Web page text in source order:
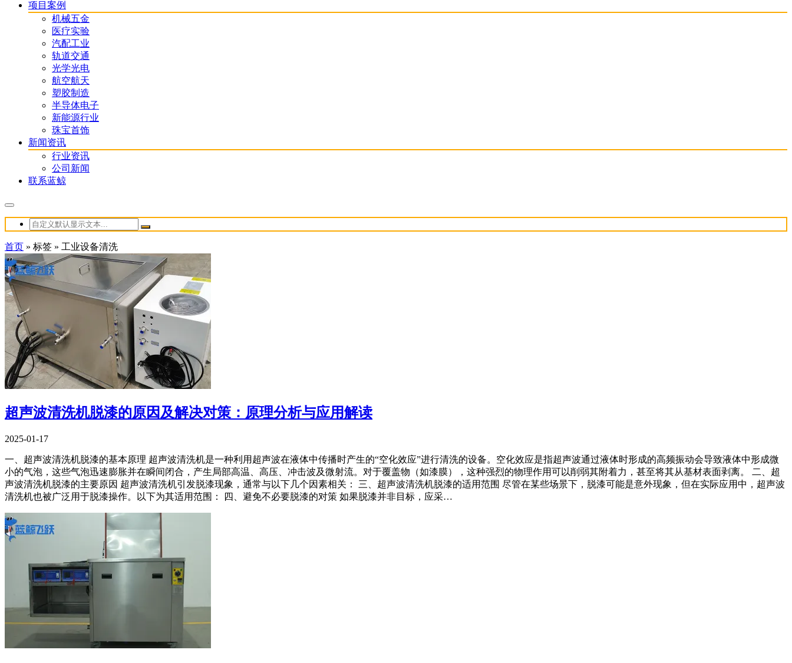
项目案例
机械五金
医疗实验
汽配工业
轨道交通
光学光电
航空航天
塑胶制造
半导体电子
新能源行业
珠宝首饰
新闻资讯
行业资讯
公司新闻
联系蓝鲸
首页 » 标签 » 工业设备清洗
超声波清洗机脱漆的原因及解决对策：原理分析与应用解读
2025-01-17
一、超声波清洗机脱漆的基本原理 超声波清洗机是一种利用超声波在液体中传播时产生的“空化效应”进行清洗的设备。空化效应是指超声波通过液体时形成的高频振动会导致液体中形成微
小的气泡，这些气泡迅速膨胀并在瞬间闭合，产生局部高温、高压、冲击波及微射流。对于覆盖物（如漆膜），这种强烈的物理作用可以削弱其附着力，甚至将其从基材表面剥离。 二、超
声波清洗机脱漆的主要原因 超声波清洗机引发脱漆现象，通常与以下几个因素相关： 三、超声波清洗机脱漆的适用范围 尽管在某些场景下，脱漆可能是意外现象，但在实际应用中，超声波
清洗机也被广泛用于脱漆操作。以下为其适用范围： 四、避免不必要脱漆的对策 如果脱漆并非目标，应采…